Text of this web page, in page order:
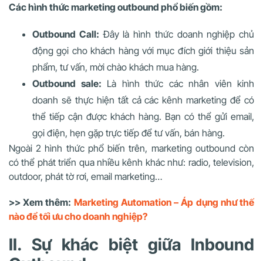
Các hình thức marketing outbound phổ biến gồm:
Outbound Call: Đây là hình thức doanh nghiệp chủ
động gọi cho khách hàng với mục đích giới thiệu sản
phẩm, tư vấn, mời chào khách mua hàng.
Outbound sale: Là hình thức các nhân viên kinh
doanh sẽ thực hiện tất cả các kênh marketing để có
thể tiếp cận được khách hàng. Bạn có thể gửi email,
gọi điện, hẹn gặp trực tiếp để tư vấn, bán hàng.
Ngoài 2 hình thức phổ biến trên, marketing outbound còn
có thể phát triển qua nhiều kênh khác như: radio, television,
outdoor, phát tờ rơi, email marketing…
>> Xem thêm: Marketing Automation – Áp dụng như thế
nào để tối ưu cho doanh nghiệp?
II. Sự khác biệt giữa Inbound